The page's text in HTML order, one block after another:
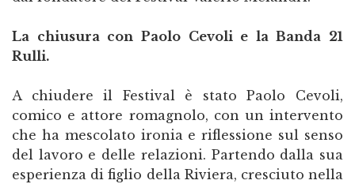
La chiusura con Paolo Cevoli e la Banda 21
Rulli.
A chiudere il Festival è stato Paolo Cevoli,
comico e attore romagnolo, con un intervento
che ha mescolato ironia e riflessione sul senso
del lavoro e delle relazioni. Partendo dalla sua
esperienza di figlio della Riviera, cresciuto nella